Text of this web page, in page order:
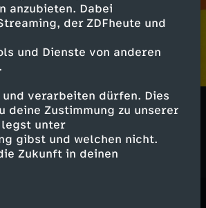
anzubieten. Dabei
der ZDFheute und
und Dienste von anderen
verarbeiten dürfen. Dies
Zustimmung zu unserer
unter
gibst und welchen nicht.
Zukunft in deinen
BU